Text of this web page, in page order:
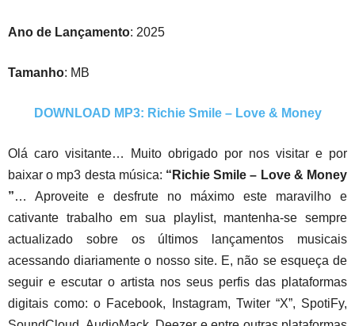
Ano de Lançamento: 2025
Tamanho: MB
DOWNLOAD MP3: Richie Smile – Love & Money
Olá caro visitante… Muito obrigado por nos visitar e por
baixar o mp3 desta música: “Richie Smile – Love & Money
”… Aproveite e desfrute no máximo este maravilho e
cativante trabalho em sua playlist, mantenha-se sempre
actualizado sobre os últimos lançamentos musicais
acessando diariamente o nosso site. E, não se esqueça de
seguir e escutar o artista nos seus perfis das plataformas
digitais como: o Facebook, Instagram, Twiter “X”, SpotiFy,